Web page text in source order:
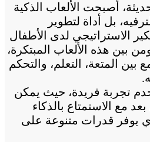
أصبحت الألعاب الذكية
بل أداة لتطوير
الاستراتيجي لدى الأطفال
بين هذه الألعاب المبتكرة،
بين المتعة، التعلم، والتحكم
تجربة فريدة، حيث يمكن
مع الاستمتاع بالذكاء
يوفر قدرات متنوعة على